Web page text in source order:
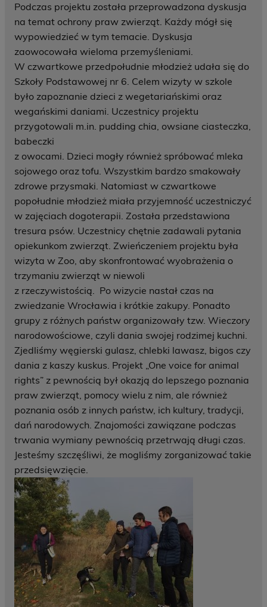
Podczas projektu została przeprowadzona dyskusja
na temat ochrony praw zwierząt. Każdy mógł się
wypowiedzieć w tym temacie. Dyskusja
zaowocowała wieloma przemyśleniami.
W czwartkowe przedpołudnie młodzież udała się do
Szkoły Podstawowej nr 6. Celem wizyty w szkole
było zapoznanie dzieci z wegetariańskimi oraz
wegańskimi daniami. Uczestnicy projektu
przygotowali m.in. pudding chia, owsiane ciasteczka,
babeczki
z owocami. Dzieci mogły również spróbować mleka
sojowego oraz tofu. Wszystkim bardzo smakowały
zdrowe przysmaki. Natomiast w czwartkowe
popołudnie młodzież miała przyjemność uczestniczyć
w zajęciach dogoterapii. Została przedstawiona
tresura psów. Uczestnicy chętnie zadawali pytania
opiekunkom zwierząt. Zwieńczeniem projektu była
wizyta w Zoo, aby skonfrontować wyobrażenia o
trzymaniu zwierząt w niewoli
z rzeczywistością. Po wizycie nastał czas na
zwiedzanie Wrocławia i krótkie zakupy. Ponadto
grupy z różnych państw organizowały tzw. Wieczory
narodowościowe, czyli dania swojej rodzimej kuchni.
Zjedliśmy węgierski gulasz, chlebki lawasz, bigos czy
dania z kaszy kuskus. Projekt „One voice for animal
rights” z pewnością był okazją do lepszego poznania
praw zwierząt, pomocy wielu z nim, ale również
poznania osób z innych państw, ich kultury, tradycji,
dań narodowych. Znajomości zawiązane podczas
trwania wymiany pewnością przetrwają długi czas.
Jesteśmy szczęśliwi, że mogliśmy zorganizować takie
przedsięwzięcie.